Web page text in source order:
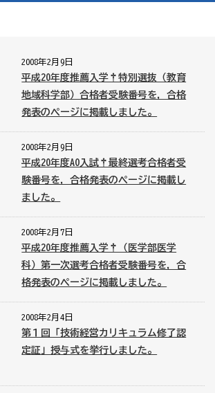
2008年2月9日
平成20年度推薦入学†特別選抜（教育
地域科学部）合格者受験番号を，合格
発表のページに掲載しました。
2008年2月9日
平成20年度AO入試†最終選考合格者受
験番号を，合格発表のページに掲載し
ました。
2008年2月7日
平成20年度推薦入学†（医学部医学
科）第一次選考合格者受験番号を，合
格発表のページに掲載しました。
2008年2月4日
第１回「技術経営カリキュラム修了認
定証」授与式を挙行しました。